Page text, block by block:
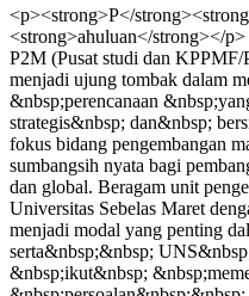
<p><strong>P</
<strong>ahuluan</strong></
P2M (Pusat studi dan KPPMF/
menjadi ujung tombak dalam
&nbsp;perencanaan
strategis&nbsp; dan&nbsp;
fokus bidang pengembangan
sumbangsih nyata bagi
dan global. Beragam unit
Universitas Sebelas Maret
menjadi modal yang penting
serta&nbsp;&nbsp;
&nbsp;ikut&nbsp;